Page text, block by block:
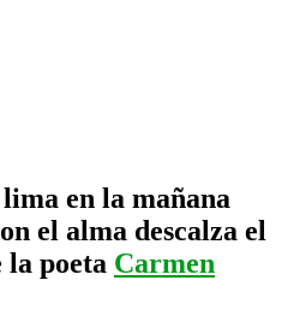
en la mañana
el alma descalza el
la poeta Carmen